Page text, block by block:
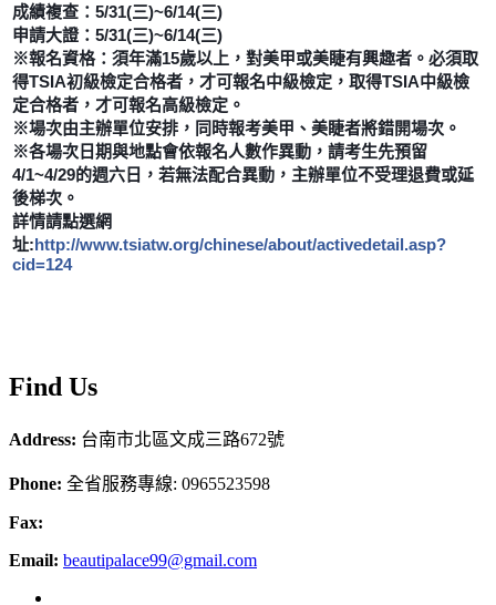
成績複查：5/31(三)~6/14(三)
申請大證：5/31(三)~6/14(三)
※報名資格：須年滿15歲以上，對美甲或美睫有興趣者。必須取
得TSIA初級檢定合格者，才可報名中級檢定，取得TSIA中級檢
定合格者，才可報名高級檢定。
※場次由主辦單位安排，同時報考美甲、美睫者將錯開場次。
※各場次日期與地點會依報名人數作異動，請考生先預留
4/1~4/29的週六日，若無法配合異動，主辦單位不受理退費或延
後梯次。
詳情請點選網
址:http://www.tsiatw.org/chinese/about/activedetail.asp?
cid=124
Find Us
Address: 台南市北區文成三路672號
Phone: 全省服務專線: 0965523598
Fax:
Email: beautipalace99@gmail.com